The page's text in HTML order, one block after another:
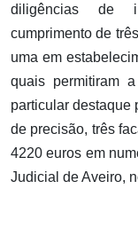
diligências de
cumprimento de
uma em
quais permitiram
particular destaque
de precisão, três
4220 euros em
Judicial de Aveiro,